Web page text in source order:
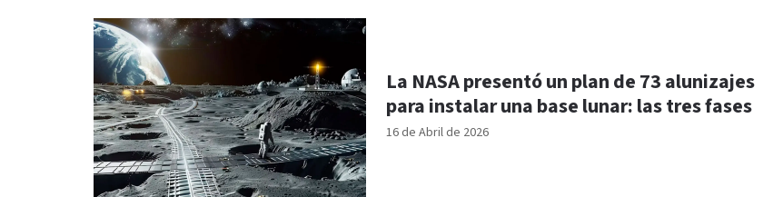
16 de Abril de 2026
La NASA presentó un plan de 73 alunizajes
para instalar una base lunar: las tres fases